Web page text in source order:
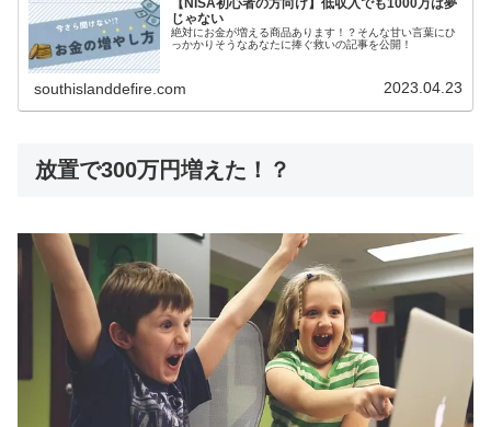
じゃない
絶対にお金が増える商品あります！？そんな甘い言葉にひ
っかかりそうなあなたに捧ぐ救いの記事を公開！
southislanddefire.com 2023.04.23
放置で300万円増えた！？